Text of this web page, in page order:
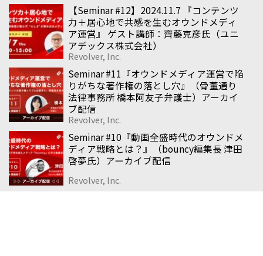
【Seminar #12】2024.11.7 『コンテンツ
力＋居心地で共感を生むオウンドメディ
ア運営』 ゲスト講師：齊藤克彦氏（ユニ
アデックス株式会社）
Revolver, Inc.
Seminar #11『オウンドメディア運営で陥
りがちな著作権の落とし穴』（骨董通り
法律事務所 橋本阿友子弁護士）アーカイ
ブ配信
Revolver, Inc.
Seminar #10『動画全盛時代のオウンドメ
ディア戦略とは？』（bouncy編集長 津田
啓夢氏）アーカイブ配信
Revolver, Inc.